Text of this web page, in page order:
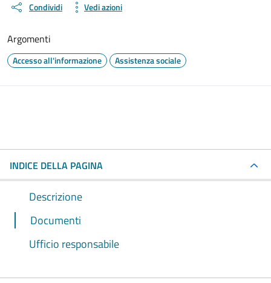
Condividi Vedi azioni
Argomenti
Accesso all'informazione Assistenza sociale
INDICE DELLA PAGINA
Descrizione
Documenti
Ufficio responsabile